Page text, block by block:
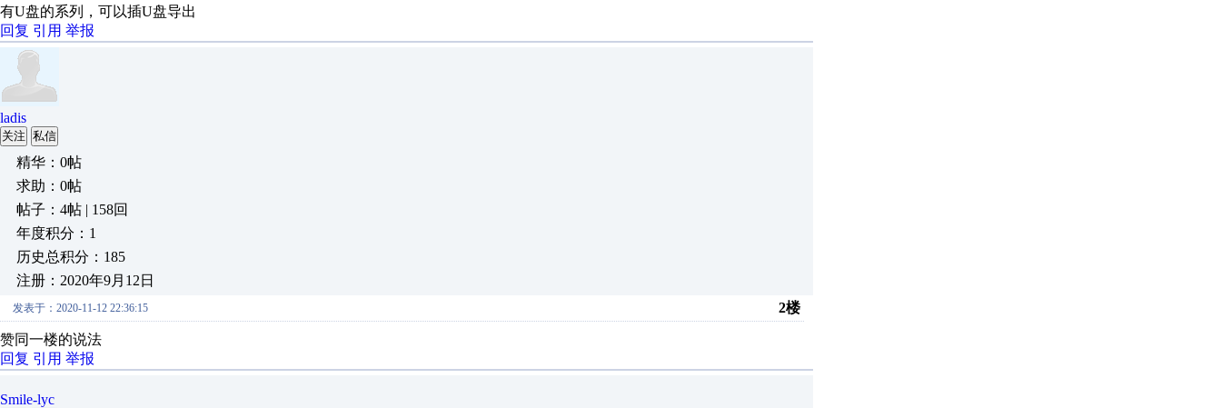
有U盘的系列，可以插U盘导出
回复 引用 举报
ladis
关注 私信
精华：0帖
求助：0帖
帖子：4帖 | 158回
年度积分：1
历史总积分：185
注册：2020年9月12日
发表于：2020-11-12 22:36:15 2楼
赞同一楼的说法
回复 引用 举报
Smile-lyc